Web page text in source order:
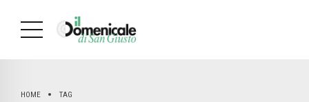
HOME TAG